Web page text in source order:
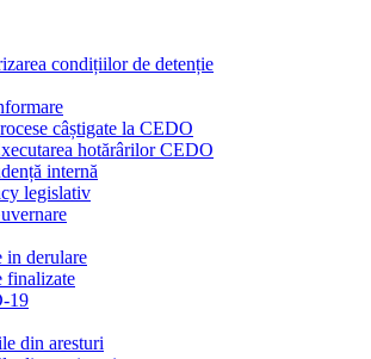
condițiilor de detenție
câștigate la CEDO
hotărârilor CEDO
internă
legislativ
in derulare
finalizate
19
din aresturi